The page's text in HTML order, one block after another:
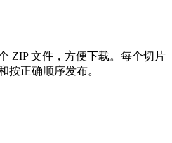
ZIP 文件，方便下载。每个切片
按正确顺序发布。